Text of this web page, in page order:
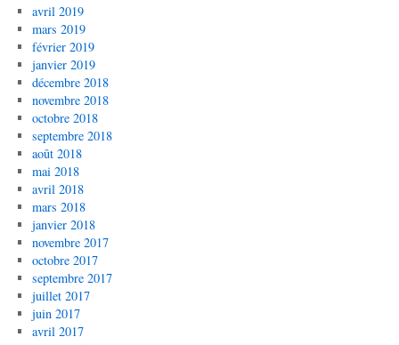
avril 2019
mars 2019
février 2019
janvier 2019
décembre 2018
novembre 2018
octobre 2018
septembre 2018
août 2018
mai 2018
avril 2018
mars 2018
janvier 2018
novembre 2017
octobre 2017
septembre 2017
juillet 2017
juin 2017
avril 2017